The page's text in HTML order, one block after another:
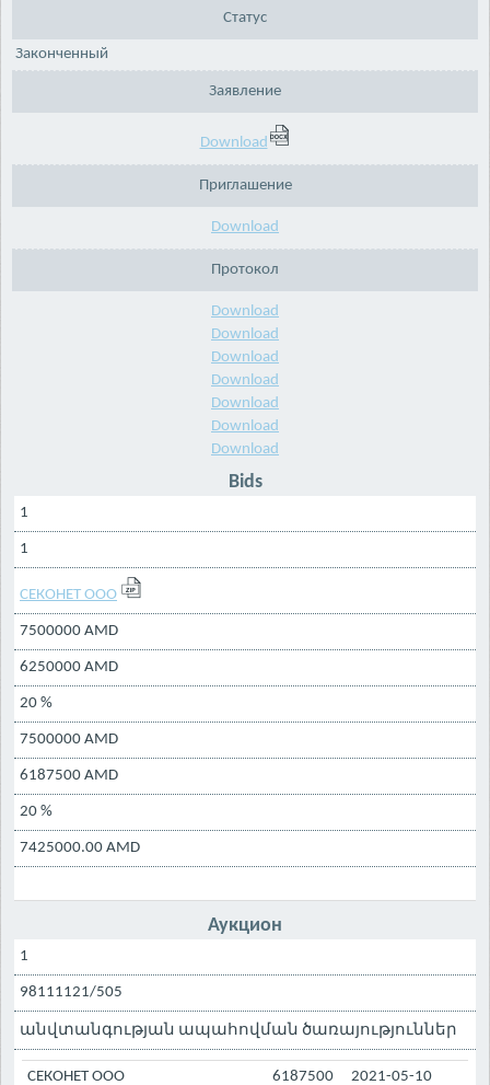
Статус
Законченный
Заявление
Download
Приглашение
Download
Протокол
Download
Download
Download
Download
Download
Download
Download
Bids
1
1
СЕКОНЕТ ООО
7500000 AMD
6250000 AMD
20 %
7500000 AMD
6187500 AMD
20 %
7425000.00 AMD
Аукцион
1
98111121/505
անվտանգության ապահովման ծառայություններ
СЕКОНЕТ ООО 6187500 2021-05-10